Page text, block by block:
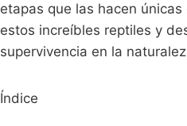
etapas que las hacen
estos increíbles reptiles y
supervivencia en la
Índice